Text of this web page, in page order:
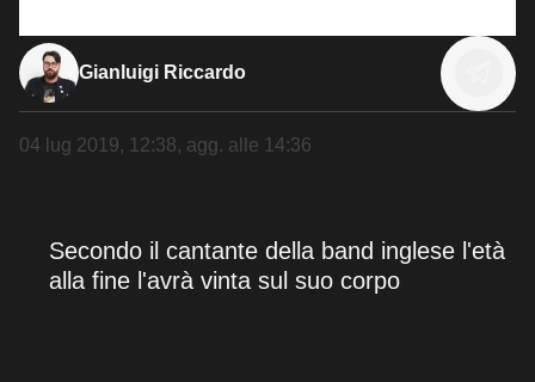
Gianluigi Riccardo
04 lug 2019, 12:38, agg. alle 14:36
Secondo il cantante della band inglese l'età
alla fine l'avrà vinta sul suo corpo